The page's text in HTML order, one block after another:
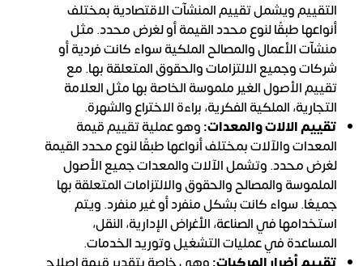
التقييم ويشمل تقييم المنشآت الاقتصادية بمختلف
أنواعها طبقًا لنوع محدد القيمة أو لغرض محدد. مثل
منشآت الأعمال والمصالح الملكية سواء كانت فردية أو
شركات وجميع الالتزامات والحقوق المتعلقة بها. مع
تقييم الأصول الغير ملموسة الخاصة بها مثل العلامة
التجارية، الملكية الفكرية، براءة الاختراع والشهرة.
تقييم الالات والمعدات:وهو عملية تقييم قيمة
المعدات والآلات بمختلف أنواعها طبقًا لنوع محدد القيمة
لغرض محدد. وتشمل الآلات والمعدات جميع الأصول
الملموسة والمصالح والحقوق والالتزامات المتعلقة بها
جميعًا. سواء كانت بشكل منفرد أو غير منفرد. ويتم
استخدامها في الصناعة، الأغراض الإدارية، النقل،
المساعدة في عمليات التشغيل وتوريد الخدمات.